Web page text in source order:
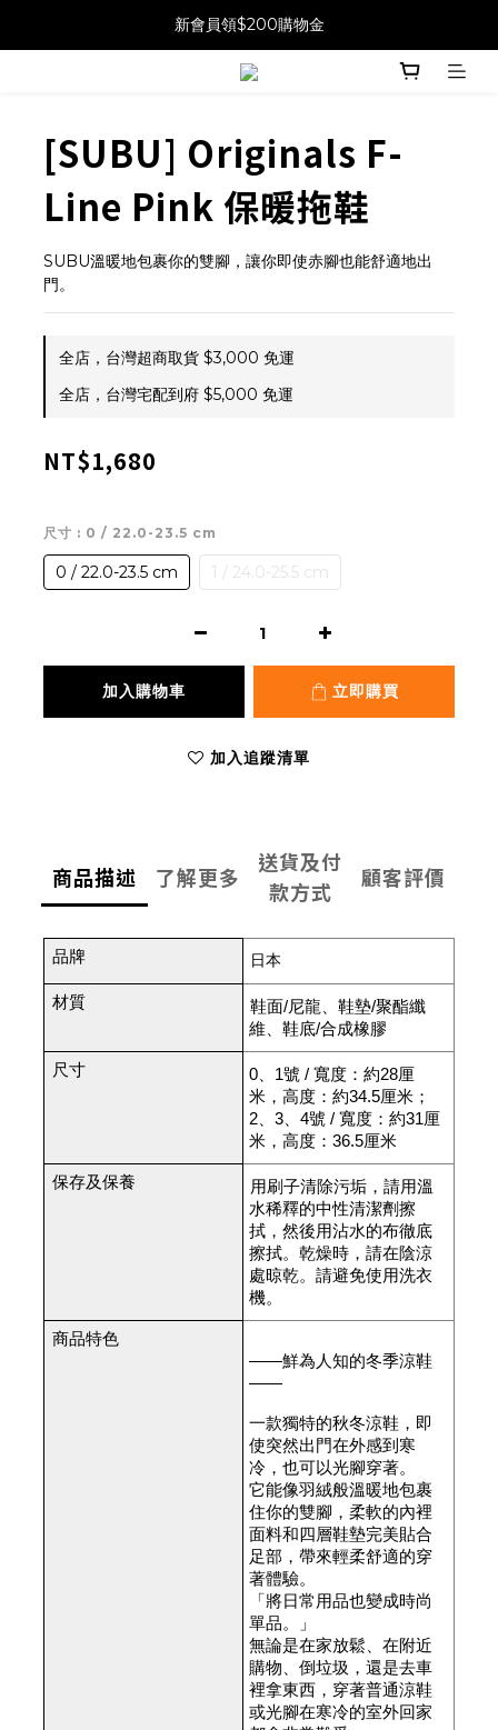
新會員領$200購物金
[SUBU] Originals F-
Line Pink 保暖拖鞋
SUBU溫暖地包裹你的雙腳，讓你即使赤腳也能舒適地出
門。
全店，台灣超商取貨 $3,000 免運
全店，台灣宅配到府 $5,000 免運
NT$1,680
尺寸 : 0 / 22.0-23.5 cm
0 / 22.0-23.5 cm 1 / 24.0-25.5 cm
加入購物車 立即購買
加入追蹤清單
商品描述 了解更多
送貨及付
款方式
顧客評價
品牌 日本
材質
鞋面/尼龍、鞋墊/聚酯纖
維、鞋底/合成橡膠
尺寸
0、1號 / 寬度：約28厘
米，高度：約34.5厘米；
2、3、4號 / 寬度：約31厘
米，高度：36.5厘米
保存及保養
用刷子清除污垢，請用溫
水稀釋的中性清潔劑擦
拭，然後用沾水的布徹底
擦拭。乾燥時，請在陰涼
處晾乾。請避免使用洗衣
機。
商品特色
——鮮為人知的冬季涼鞋
——
一款獨特的秋冬涼鞋，即
使突然出門在外感到寒
冷，也可以光腳穿著。
它能像羽絨般溫暖地包裹
住你的雙腳，柔軟的內裡
面料和四層鞋墊完美貼合
足部，帶來輕柔舒適的穿
著體驗。
「將日常用品也變成時尚
單品。」
無論是在家放鬆、在附近
購物、倒垃圾，還是去車
裡拿東西，穿著普通涼鞋
或光腳在寒冷的室外回家